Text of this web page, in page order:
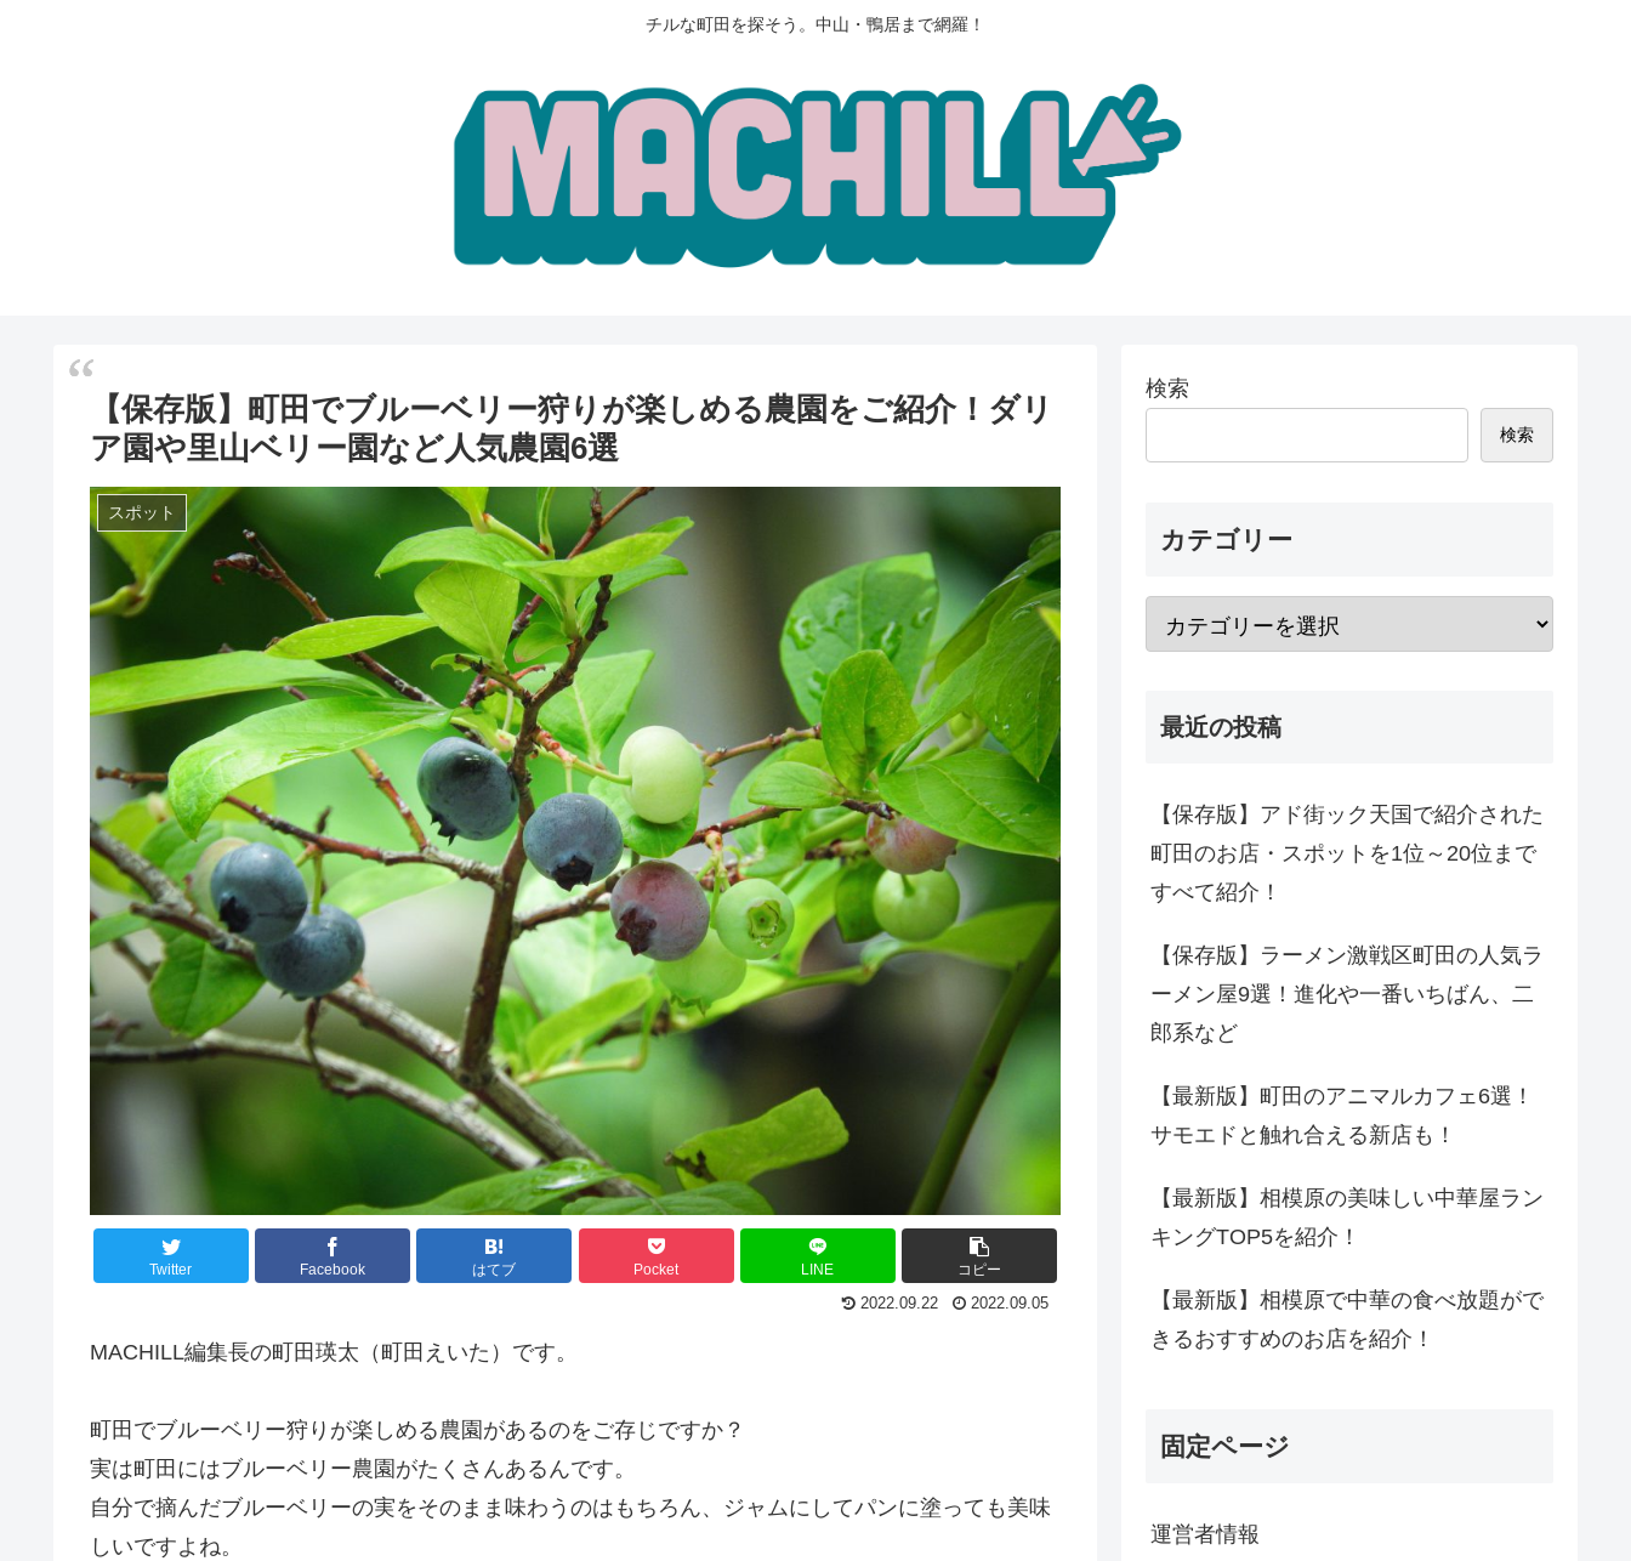
チルな町田を探そう。中山・鴨居まで網羅！
【保存版】町田でブルーベリー狩りが楽しめる農園をご紹介！ダリ
ア園や里山ベリー園など人気農園6選
スポット
Twitter Facebook はてブ Pocket LINE コピー
2022.09.22 2022.09.05
MACHILL編集長の町田瑛太（町田えいた）です。
町田でブルーベリー狩りが楽しめる農園があるのをご存じですか？
実は町田にはブルーベリー農園がたくさんあるんです。
自分で摘んだブルーベリーの実をそのまま味わうのはもちろん、ジャムにしてパンに塗っても美味
しいですよね。
検索
検索
カテゴリー
最近の投稿
【保存版】アド街ック天国で紹介された
町田のお店・スポットを1位～20位まで
すべて紹介！
【保存版】ラーメン激戦区町田の人気ラ
ーメン屋9選！進化や一番いちばん、二
郎系など
【最新版】町田のアニマルカフェ6選！
サモエドと触れ合える新店も！
【最新版】相模原の美味しい中華屋ラン
キングTOP5を紹介！
【最新版】相模原で中華の食べ放題がで
きるおすすめのお店を紹介！
固定ページ
運営者情報